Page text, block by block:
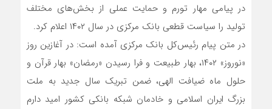
در پیامی مهار تورم و حمایت عملی از بخش‌های مختلف
تولید را سیاست قطعی بانک مرکزی در سال ۱۴۰۲ اعلام کرد.
در متن پیام رئیس‌کل بانک مرکزی آمده است: در آغازین روز
«نوروز» ۱۴۰۲، بهار طبیعت و فرا رسیدن «رمضان» بهار قرآن و
حلول ماه ضیافت الهی، ضمن تبریک سال جدید به ملت
بزرگ ایران اسلامی و خادمان شبکه بانکی کشور امید دارم